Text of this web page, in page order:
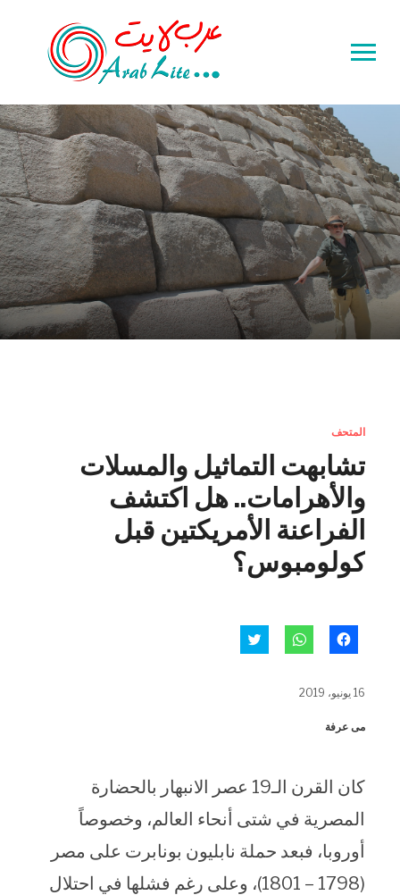
Toggle
&
navigation
المتحف
تشابهت التماثيل والمسلات
والأهرامات.. هل اكتشف
الفراعنة الأمريكتين قبل
كولومبوس؟
للمشاركة
في
للمشاركة
16 يونيو، 2019
مى عرفة
كان القرن الـ19 عصر الانبهار بالحضارة
المصرية في شتى أنحاء العالم، وخصوصاً
أوروبا، فبعد حملة نابليون بونابرت على مصر
(1798 – 1801)، وعلى رغم فشلها في احتلال